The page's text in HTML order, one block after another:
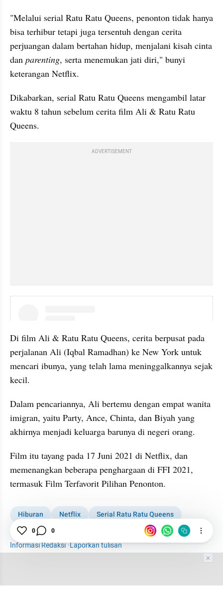
"Melalui serial Ratu Ratu Queens, penonton tidak hanya
bisa terhibur tetapi juga tersentuh dengan cerita
perjuangan dalam bertahan hidup, menjalani kisah cinta
dan parenting, serta menemukan jati diri," bunyi
keterangan Netflix.
Dikabarkan, serial Ratu Ratu Queens mengambil latar
waktu 8 tahun sebelum cerita film Ali & Ratu Ratu
Queens.
ADVERTISEMENT
Di film Ali & Ratu Ratu Queens, cerita berpusat pada
perjalanan Ali (Iqbal Ramadhan) ke New York untuk
mencari ibunya, yang telah lama meninggalkannya sejak
kecil.
Dalam pencariannya, Ali bertemu dengan empat wanita
imigran, yaitu Party, Ance, Chinta, dan Biyah yang
akhirnya menjadi keluarga barunya di negeri orang.
Film itu tayang pada 17 Juni 2021 di Netflix, dan
memenangkan beberapa penghargaan di FFI 2021,
termasuk Film Terfavorit Pilihan Penonton.
Hiburan Netflix
Serial Ratu Ratu Queens
Selebriti
Informasi Redaksi·Laporkan tulisan
0 0